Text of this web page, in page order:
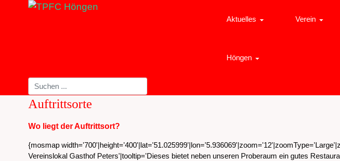
Aktuelles Verein
Höngen
Auftrittsorte
Wo liegt der Auftrittsort?
{mosmap
Vereinslokal Gasthof Peters'|tooltip='Dieses bietet neben unseren Proberaum ein gutes